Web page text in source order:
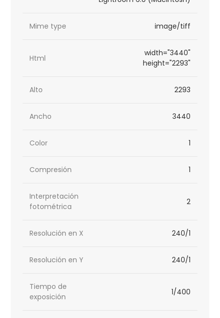
Mime type image/tiff
Html
width="3440"
height="2293"
Alto 2293
Ancho 3440
Color 1
Compresión 1
Interpretación
fotométrica
2
Resolución en X 240/1
Resolución en Y 240/1
Tiempo de
exposición
1/400